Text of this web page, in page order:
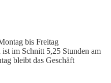
bis Freitag
im Schnitt 5,25 Stunden am
bleibt das Geschäft